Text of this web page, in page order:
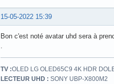
15-05-2022 15:39
Bon c'est noté avatar uhd sera à
TV :OLED LG OLED65C9 4K HDR
LECTEUR UHD : SONY UBP-X800M2